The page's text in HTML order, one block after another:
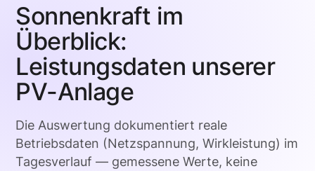
Sonnenkraft im
Überblick:
Leistungsdaten unserer
PV-Anlage
Die Auswertung dokumentiert reale
Betriebsdaten (Netzspannung, Wirkleistung) im
Tagesverlauf — gemessene Werte, keine